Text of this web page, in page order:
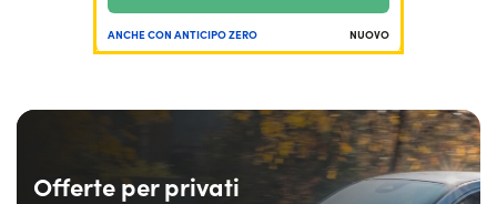
ANCHE CON ANTICIPO ZERO NUOVO
Offerte per privati